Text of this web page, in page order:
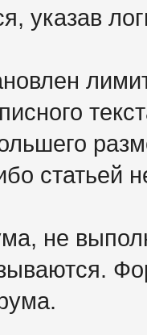
указав
статьей
не